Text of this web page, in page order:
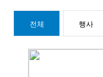
전체 행사